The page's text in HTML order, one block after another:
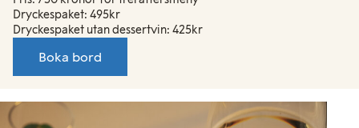
Dryckespaket: 495kr
Dryckespaket utan dessertvin: 425kr
Boka bord